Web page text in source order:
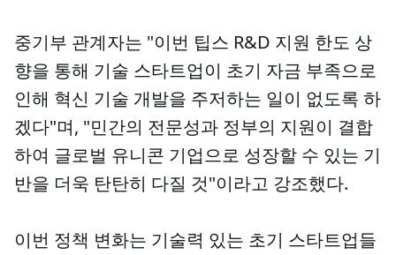
중기부 관계자는 "이번 팁스 R&D 지원 한도 상
향을 통해 기술 스타트업이 초기 자금 부족으로
인해 혁신 기술 개발을 주저하는 일이 없도록 하
겠다"며, "민간의 전문성과 정부의 지원이 결합
하여 글로벌 유니콘 기업으로 성장할 수 있는 기
반을 더욱 탄탄히 다질 것"이라고 강조했다.
이번 정책 변화는 기술력 있는 초기 스타트업들